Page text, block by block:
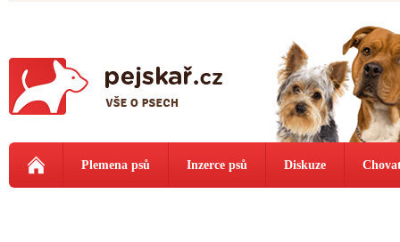
Plemena psů Inzerce psů Diskuze